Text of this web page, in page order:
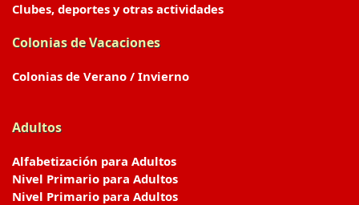
Clubes, deportes y otras actividades
Colonias de Vacaciones
Colonias de Verano / Invierno
Adultos
Alfabetización para Adultos
Nivel Primario para Adultos
Nivel Primario para Adultos